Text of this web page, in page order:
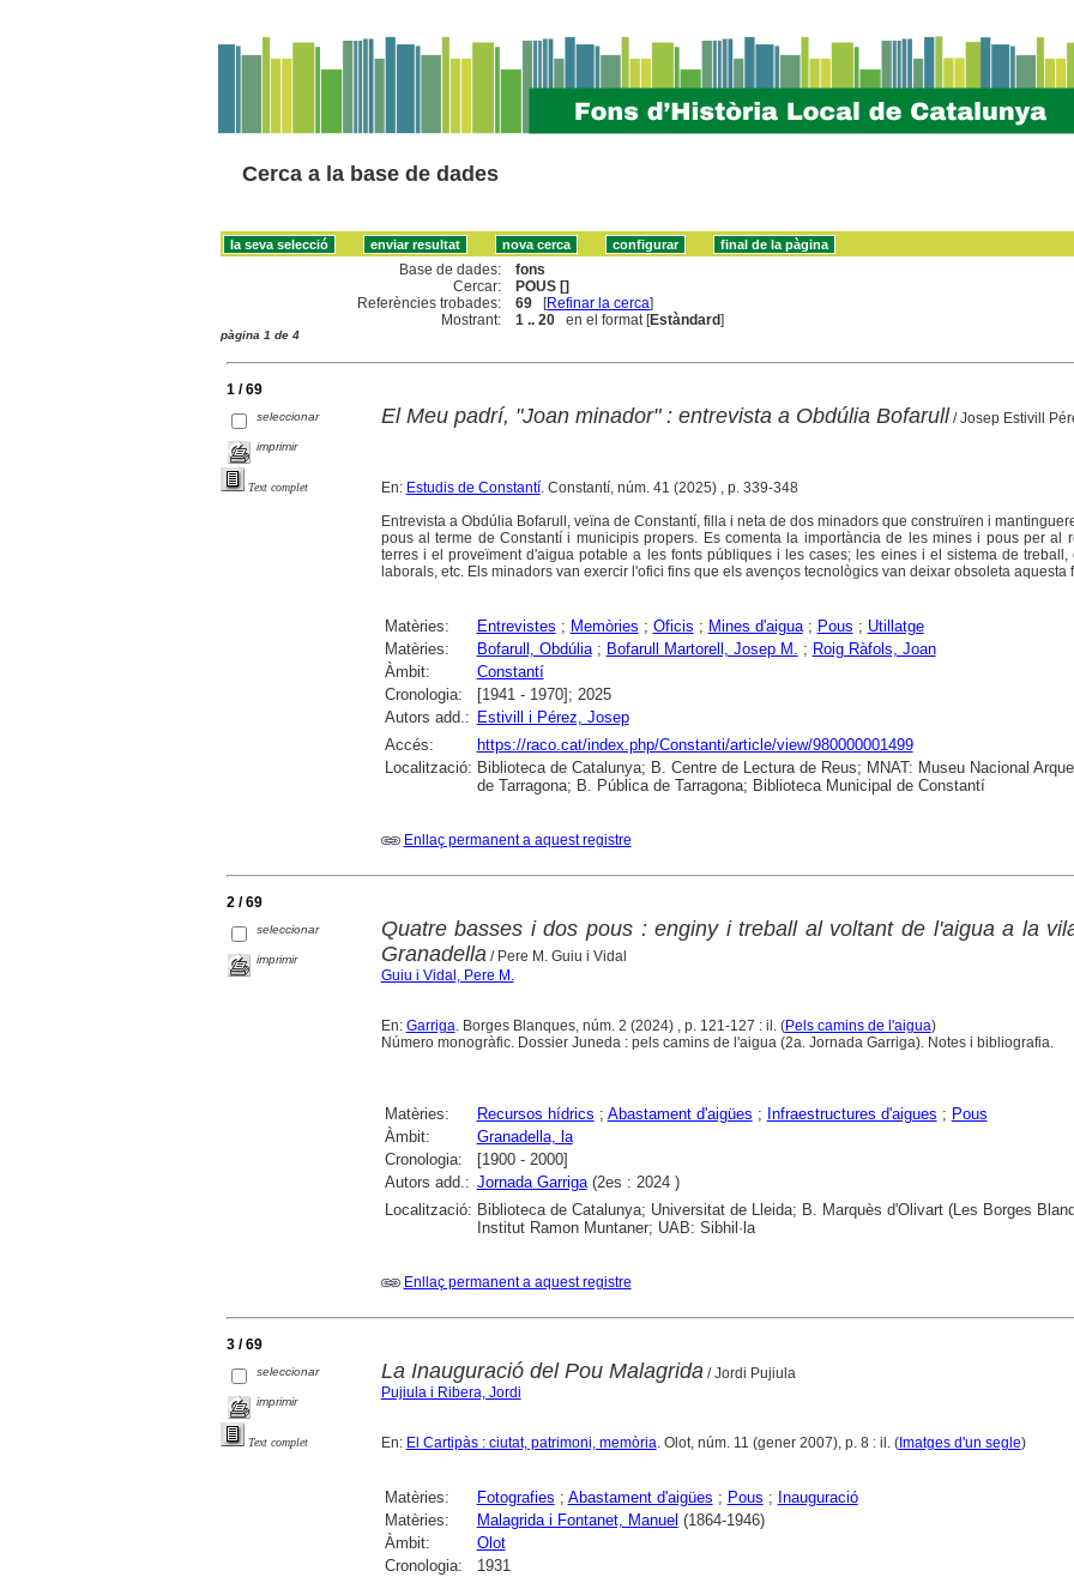
Cerca a la base de dades
Base de dades:
fons
Cercar:
POUS []
Referències trobades:
69 [Refinar la cerca]
Mostrant:
1 .. 20 en el format [Estàndard]
pàgina 1 de 4
1 / 69
seleccionar
imprimir
Text complet
El Meu padrí, "Joan minador" : entrevista a Obdúlia Bofarull/ Josep Estivill
En: Estudis de Constantí. Constantí, núm. 41 (2025) , p. 339-348
Entrevista a Obdúlia Bofarull, veïna de Constantí, filla i neta de dos minadors que construïren i
pous al terme de Constantí i municipis propers. Es comenta la importància de les mines i pous per al
terres i el proveïment d'aigua potable a les fonts públiques i les cases; les eines i el sistema de treball,
laborals, etc. Els minadors van exercir l'ofici fins que els avenços tecnològics van deixar obsoleta aquesta
Matèries: Entrevistes ; Memòries ; Oficis ; Mines d'aigua; Pous ; Utillatge
Matèries:
Bofarull, Obdúlia; Bofarull Martorell, Josep M. ; Roig Ràfols, Joan
Àmbit:
Constantí
Cronologia:
[1941 - 1970]; 2025
Autors add.: Estivill i Pérez, Josep
Accés:
https://raco.cat/index.php/Constanti/article/view/980000001499
Localització: Biblioteca de Catalunya; B. Centre de Lectura de Reus; MNAT: Museu Nacional
de Tarragona; B. Pública de Tarragona; Biblioteca Municipal de Constantí
Enllaç permanent a aquest registre
2 / 69
seleccionar
imprimir
Quatre basses i dos pous : enginy i treball al voltant de l'aigua a la
Granadella/ Pere M. Guiu i Vidal
Guiu i Vidal, Pere M.
En: Garriga. Borges Blanques, núm. 2 (2024) , p. 121-127 : il. (Pels camins de l'aigua)
Número monogràfic. Dossier Juneda : pels camins de l'aigua (2a. Jornada Garriga). Notes i bibliografia.
Matèries: Recursos hídrics ; Abastament d'aigües ; Infraestructures d'aigues ; Pous
Àmbit:
Granadella, la
Cronologia:
[1900 - 2000]
Autors add.: Jornada Garriga(2es : 2024 )
Localització: Biblioteca de Catalunya; Universitat de Lleida; B. Marquès d'Olivart (Les Borges
Institut Ramon Muntaner; UAB: Sibhil·la
Enllaç permanent a aquest registre
3 / 69
seleccionar
imprimir
Text complet
La Inauguració del Pou Malagrida/ Jordi Pujiula
Pujiula i Ribera, Jordi
En: El Cartipàs : ciutat, patrimoni, memòria. Olot, núm. 11 (gener 2007), p. 8 : il. (Imatges d'un segle)
Matèries: Fotografies ; Abastament d'aigües ; Pous ; Inauguració
Matèries:
Malagrida i Fontanet, Manuel (1864-1946)
Àmbit:
Olot
Cronologia:
1931